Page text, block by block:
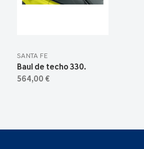
SANTA FE
Baul de techo 330.
564,00 €